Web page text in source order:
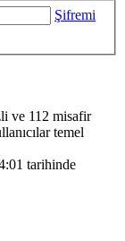
Şifremi
ve 112 misafir
temel
tarihinde